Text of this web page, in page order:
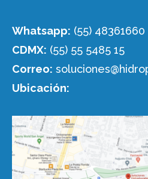
Whatsapp: (55) 48361660
CDMX: (55) 55 5485 15
Correo:
Ubicación: